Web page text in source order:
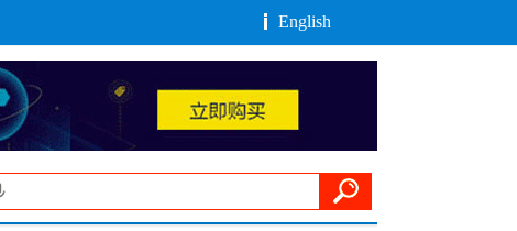
English